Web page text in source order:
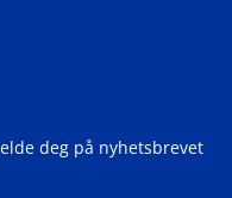
deg på nyhetsbrevet